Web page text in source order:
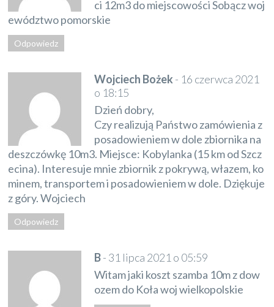
ci 12m3 do miejscowości Sobącz woj
ewództwo pomorskie
Odpowiedz
Wojciech Bożek- 16 czerwca 2021
o 18:15
Dzień dobry,
Czy realizują Państwo zamówienia z
posadowieniem w dole zbiornika na
deszczówkę 10m3. Miejsce: Kobylanka (15 km od Szcz
ecina). Interesuje mnie zbiornik z pokrywą, włazem, ko
minem, transportem i posadowieniem w dole. Dziękuje
z góry. Wojciech
Odpowiedz
B- 31 lipca 2021 o 05:59
Witam jaki koszt szamba 10m z dow
ozem do Koła woj wielkopolskie